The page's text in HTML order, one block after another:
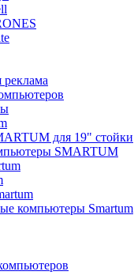
для 19" стойки
SMARTUM
компьютеры Smartum